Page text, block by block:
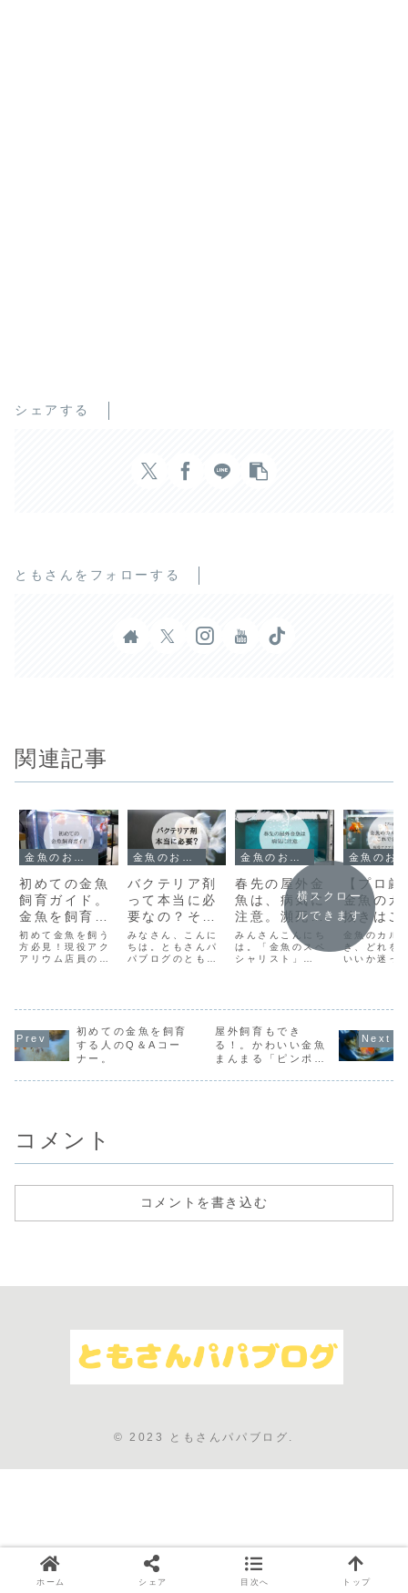
シェアする
ともさんをフォローする
関連記事
金魚のお世話
初めての金魚
飼育ガイド。
金魚を飼育す
るときに知っ
ていてほしい
お世話のこと
初めて金魚を飼う
方必見！現役アク
アリウム店員のと
説します。カルキ
抜きの選び方か
ら、初心者が陥り
がちな「バクテリ
金魚のお世話
バクテリア剤
って本当に必
要なの？その
質問を解決し
ます。
みなさん、こんに
ちは。ともさんパ
パブログのともさ
リア剤の必要性に
ついてお伝えしま
す。ぜひ、最後ま
金魚のお世話
春先の屋外金
魚は、病気に
注意。瀕死の
状態から救っ
た方法
みんさんこんにち
は。「金魚のスペ
シャリスト」
暖かい日が続いて
いますね。例年よ
りも、気温が上が
るのが早いため、
【プロ
金魚のカ
抜きはこ
決まり！
のスペシ
ストが教
金魚のカル
き、どれを
いいか迷っ
めのカルキ
厳選してご
金魚の健康
横スクロー
ルできます
初めての金魚を飼育
する人のQ＆Aコー
ナー。
屋外飼育もでき
る！。かわいい金魚
まんまる「ピンポン
コメント
コメントを書き込む
© 2023 ともさんパパブログ.
ホーム シェア 目次へ トップ